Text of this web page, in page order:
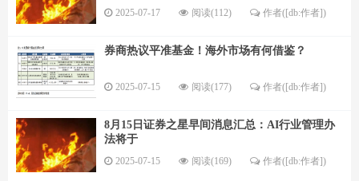
2025-07-17 阅读(112) 作者([db:作者])
券商热议平准基金！海外市场有何借鉴？
2025-07-15 阅读(177) 作者([db:作者])
8月15日证券之星早间消息汇总：AI行业管理办
法将于
2025-07-15 阅读(169) 作者([db:作者])